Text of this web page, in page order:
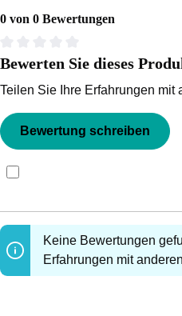
0 von 0 Bewertungen
Durchschnittliche Bewertung
Bewerten Sie dieses
Teilen Sie Ihre Erfahrungen mit
Bewertung schreiben
Keine Bewertungen
Erfahrungen mit